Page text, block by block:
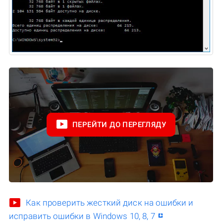
ПЕРЕЙТИ ДО ПЕРЕГЛЯДУ
Как проверить жесткий диск на ошибки и
исправить ошибки в Windows 10, 8, 7